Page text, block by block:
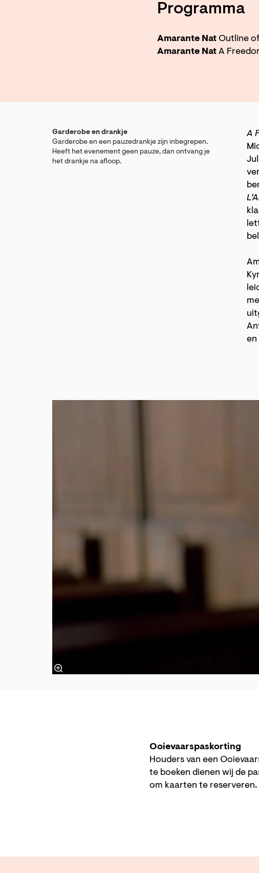
Programma
Amarante Nat Outline
Amarante Nat A
A
en
Garderobe en drankje
Garderobe en een pauzedrankje zijn inbegrepen.
Heeft het evenement geen pauze, dan ontvang je
het drankje na afloop.
Ooievaarspaskorting
Houders van een
te boeken dienen wij de
om kaarten te reserveren.
pagina: